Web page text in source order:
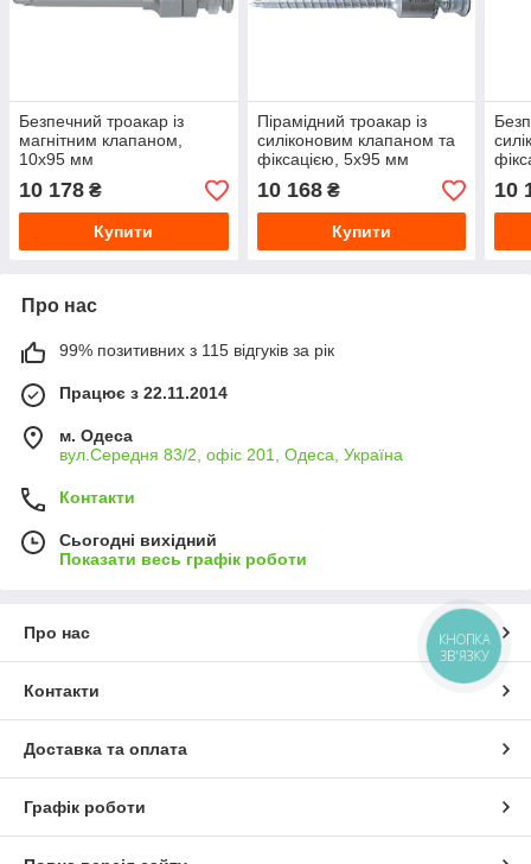
Безпечний троакар із
магнітним клапаном,
10х95 мм
10 178 ₴
Купити
Пірамідний троакар із
силіконовим клапаном та
фіксацією, 5х95 мм
10 168₴
Купити
10
Про нас
99% позитивних з 115 відгуків за рік
Працює з 22.11.2014
м. Одеса
вул.Середня 83/2, офіс 201, Одеса, Україна
Контакти
Сьогодні вихідний
Показати весь графік роботи
Про нас
Контакти
Доставка та оплата
Графік роботи
КНОПКА
ЗВ'ЯЗКУ